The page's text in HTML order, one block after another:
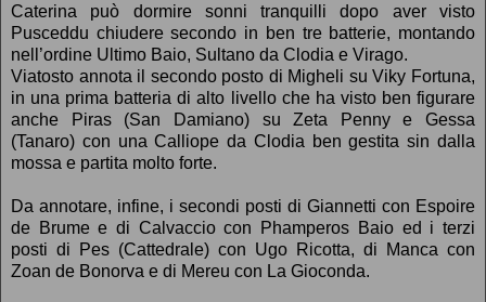
Caterina può dormire sonni tranquilli dopo aver visto
Pusceddu chiudere secondo in ben tre batterie, montando
nell’ordine Ultimo Baio, Sultano da Clodia e Virago.
Viatosto annota il secondo posto di Migheli su Viky Fortuna,
in una prima batteria di alto livello che ha visto ben figurare
anche Piras (San Damiano) su Zeta Penny e Gessa
(Tanaro) con una Calliope da Clodia ben gestita sin dalla
mossa e partita molto forte.
Da annotare, infine, i secondi posti di Giannetti con Espoire
de Brume e di Calvaccio con Phamperos Baio ed i terzi
posti di Pes (Cattedrale) con Ugo Ricotta, di Manca con
Zoan de Bonorva e di Mereu con La Gioconda.